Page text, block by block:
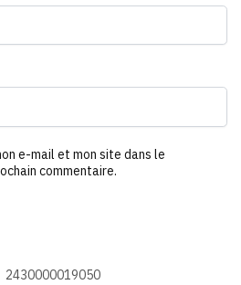
e-mail et mon site dans le
commentaire.
2430000019050